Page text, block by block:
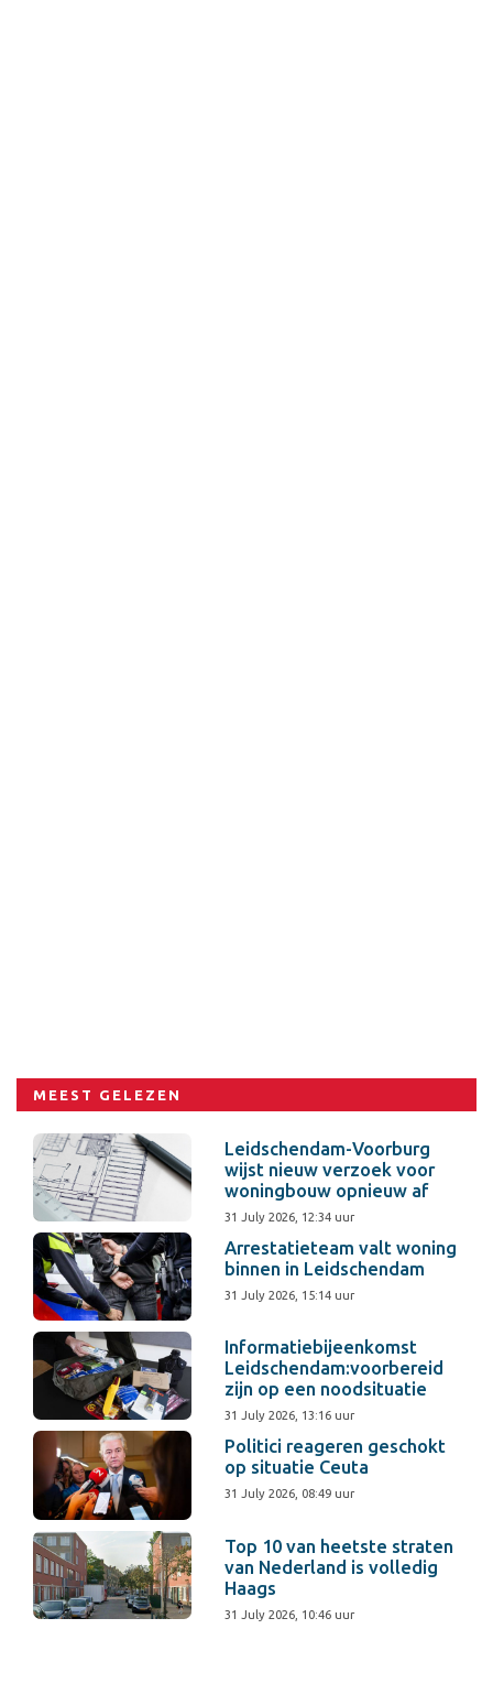
MEEST GELEZEN
Leidschendam-Voorburg
wijst nieuw verzoek voor
woningbouw opnieuw af
31 July 2026, 12:34 uur
Arrestatieteam valt woning
binnen in Leidschendam
31 July 2026, 15:14 uur
Informatiebijeenkomst
Leidschendam:voorbereid
zijn op een noodsituatie
31 July 2026, 13:16 uur
Politici reageren geschokt
op situatie Ceuta
31 July 2026, 08:49 uur
Top 10 van heetste straten
van Nederland is volledig
Haags
31 July 2026, 10:46 uur